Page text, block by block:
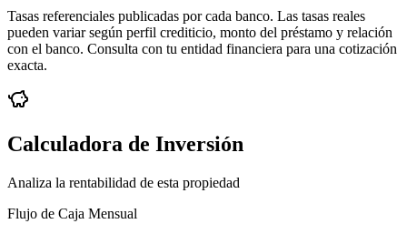
Tasas referenciales publicadas por cada banco. Las tasas reales
pueden variar según perfil crediticio, monto del préstamo y relación
con el banco. Consulta con tu entidad financiera para una cotización
exacta.
Calculadora de Inversión
Analiza la rentabilidad de esta propiedad
Flujo de Caja Mensual